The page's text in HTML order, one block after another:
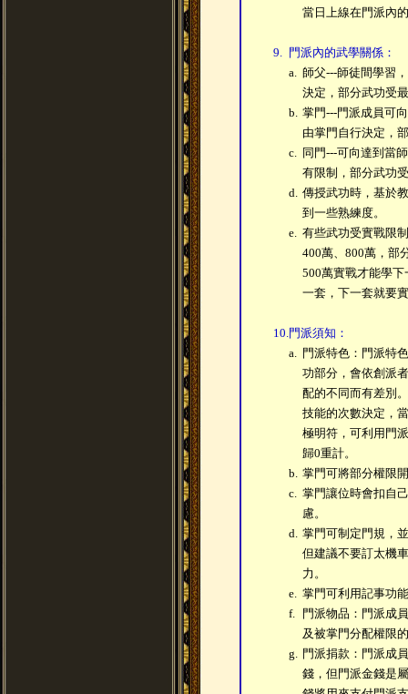
當日上線在門派內
9. 門派內的武學關係：
a. 師父---師徒間學習
決定，部分武功受
b. 掌門---門派成員可
由掌門自行決定，
c. 同門---可向達到當
有限制，部分武功
d. 傳授武功時，基於
到一些熟練度。
e. 有些武功受實戰限
400萬、800萬，部
500萬實戰才能學
一套，下一套就要
10.門派須知：
a. 門派特色：門派特
功部分，會依創派
配的不同而有差別
技能的次數決定，
極明符，可利用門
歸0重計。
b. 掌門可將部分權限
c. 掌門讓位時會扣自
慮。
d. 掌門可制定門規，
但建議不要訂太機
力。
e. 掌門可利用記事功
f.
門派物品：門派成
及被掌門分配權限
g. 門派捐款：門派成
錢，但門派金錢是